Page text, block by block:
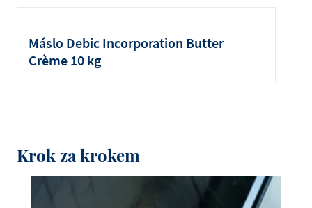
Máslo Debic Crème Butter
Cukr
Voda
Vaječný žloutek
Máslo Debic Incorporation Butter
Crème 10 kg
Krok za krokem